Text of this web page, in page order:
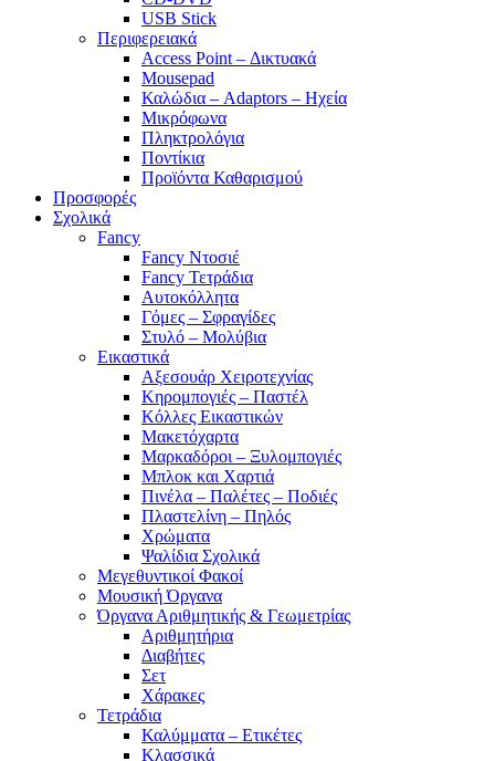
USB Stick
Περιφερειακά
Access Point – Δικτυακά
Mousepad
Καλώδια – Adaptors – Ηχεία
Μικρόφωνα
Πληκτρολόγια
Ποντίκια
Προϊόντα Καθαρισμού
Προσφορές
Σχολικά
Fancy
Fancy Ντοσιέ
Fancy Τετράδια
Αυτοκόλλητα
Γόμες – Σφραγίδες
Στυλό – Μολύβια
Εικαστικά
Αξεσουάρ Χειροτεχνίας
Κηρομπογιές – Παστέλ
Κόλλες Εικαστικών
Μακετόχαρτα
Μαρκαδόροι – Ξυλομπογιές
Μπλοκ και Χαρτιά
Πινέλα – Παλέτες – Ποδιές
Πλαστελίνη – Πηλός
Χρώματα
Ψαλίδια Σχολικά
Μεγεθυντικοί Φακοί
Μουσική Όργανα
Όργανα Αριθμητικής & Γεωμετρίας
Αριθμητήρια
Διαβήτες
Σετ
Χάρακες
Τετράδια
Καλύμματα – Ετικέτες
Κλασσικά